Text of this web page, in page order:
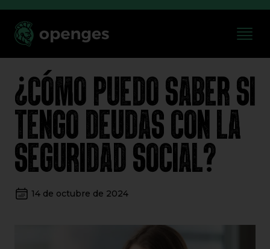
¿CÓMO PUEDO SABER SI
TENGO DEUDAS CON LA
SEGURIDAD SOCIAL?
14 de octubre de 2024